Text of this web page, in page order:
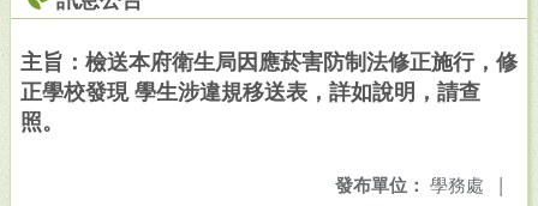
主旨：檢送本府衛生局因應菸害防制法修正施行，修
正學校發現 學生涉違規移送表，詳如說明，請查
照。
發布單位： 學務處 |